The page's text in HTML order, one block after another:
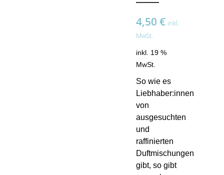
4,50€ inkl.
MwSt.
inkl. 19 %
MwSt.
So wie es
Liebhaber:innen
von
ausgesuchten
und
raffinierten
Duftmischungen
gibt, so gibt